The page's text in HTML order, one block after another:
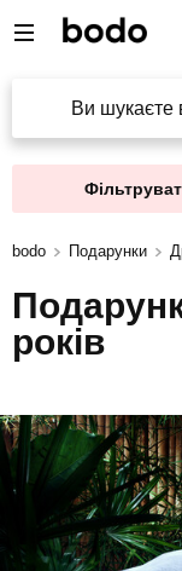
Ви шукаєте
bodo Подарунки
років